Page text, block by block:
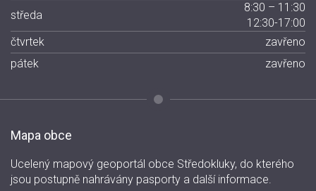
středa
8:30 – 11:30
12:30-17:00
čtvrtek
zavřeno
pátek
zavřeno
Mapa obce
Ucelený mapový geoportál obce Středokluky, do kterého
jsou postupně nahrávány pasporty a další informace.